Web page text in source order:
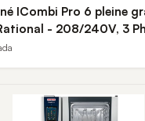
ICombi Pro 6 pleine
- 208/240V, 3